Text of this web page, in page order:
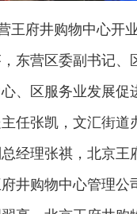
王府井购物中心开
东营区委副书记
、区服务业发展
任张凯，文汇街
经理张祺，北京
井购物中心管理